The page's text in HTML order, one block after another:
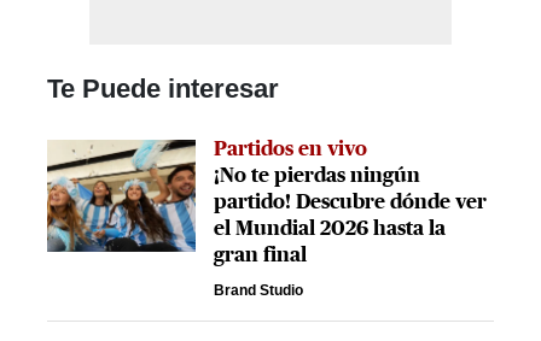
Te Puede interesar
Partidos en vivo
¡No te pierdas ningún
partido! Descubre dónde ver
el Mundial 2026 hasta la
gran final
Brand Studio